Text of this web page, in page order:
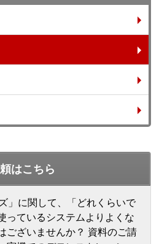
はこちら
」に関して、「どれくらいで
っているシステムよりよくな
ございませんか？ 資料のご請